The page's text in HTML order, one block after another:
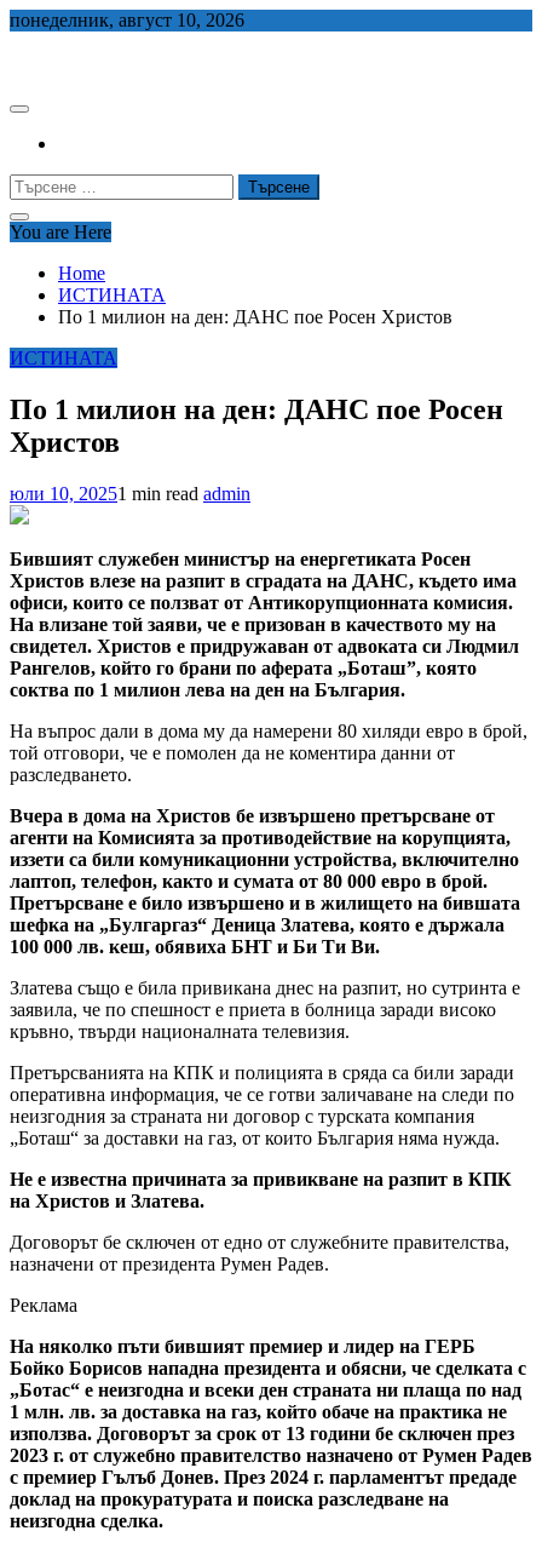
Skip
понеделник, август 10, 2026
Търсене
за:
You are Here
Home
ИСТИНАТА
По 1 милион на ден: ДАНС пое Росен Христов
ИСТИНАТА
По 1 милион на ден: ДАНС пое Росен
Христов
юли 10, 20251 min read admin
Бившият служебен министър на енергетиката Росен
Христов влезе на разпит в сградата на ДАНС, където има
офиси, които се ползват от Антикорупционната комисия.
На влизане той заяви, че е призован в качеството му на
свидетел. Христов е придружаван от адвоката си Людмил
Рангелов, който го брани по аферата „Боташ”, която
соктва по 1 милион лева на ден на България.
На въпрос дали в дома му да намерени 80 хиляди евро в брой,
той отговори, че е помолен да не коментира данни от
разследването.
Вчера в дома на Христов бе извършено претърсване от
агенти на Комисията за противодействие на корупцията,
иззети са били комуникационни устройства, включително
лаптоп, телефон, както и сумата от 80 000 евро в брой.
Претърсване е било извършено и в жилището на бившата
шефка на „Булгаргаз“ Деница Златева, която е държала
100 000 лв. кеш, обявиха БНТ и Би Ти Ви.
Златева също е била привикана днес на разпит, но сутринта е
заявила, че по спешност е приета в болница заради високо
кръвно, твърди националната телевизия.
Претърсванията на КПК и полицията в сряда са били заради
оперативна информация, че се готви заличаване на следи по
неизгодния за страната ни договор с турската компания
„Боташ“ за доставки на газ, от които България няма нужда.
Не е известна причината за привикване на разпит в КПК
на Христов и Златева.
Договорът бе сключен от едно от служебните правителства,
назначени от президента Румен Радев.
Реклама
На няколко пъти бившият премиер и лидер на ГЕРБ
Бойко Борисов нападна президента и обясни, че сделката с
„Ботас“ е неизгодна и всеки ден страната ни плаща по над
1 млн. лв. за доставка на газ, който обаче на практика не
използва. Договорът за срок от 13 години бе сключен през
2023 г. от служебно правителство назначено от Румен Радев
с премиер Гълъб Донев. През 2024 г. парламентът предаде
доклад на прокуратурата и поиска разследване на
неизгодна сделка.